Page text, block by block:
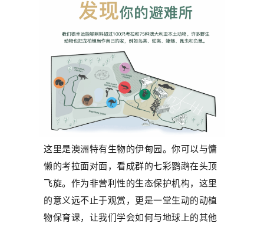
这里是澳洲特有生物的伊甸园。你可以与慵
懒的考拉面对面，看成群的七彩鹦鹉在头顶
飞旋。作为非营利性的生态保护机构，这里
的意义远不止于观赏，更是一堂生动的动植
物保育课，让我们学会如何与地球上的其他